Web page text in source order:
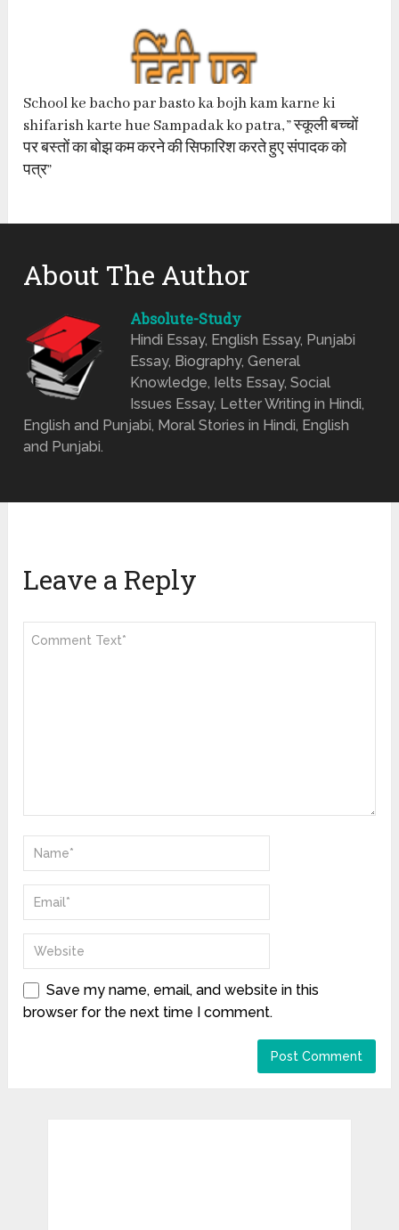
School ke bacho par basto ka bojh kam karne ki
shifarish karte hue Sampadak ko patra, ” स्कूली बच्चों
पर बस्तों का बोझ कम करने की सिफारिश करते हुए संपादक को
पत्र”
About The Author
Absolute-Study
Hindi Essay, English Essay, Punjabi
Essay, Biography, General
Knowledge, Ielts Essay, Social
Issues Essay, Letter Writing in Hindi,
English and Punjabi, Moral Stories in Hindi, English
and Punjabi.
Leave a Reply
Save my name, email, and website in this
browser for the next time I comment.